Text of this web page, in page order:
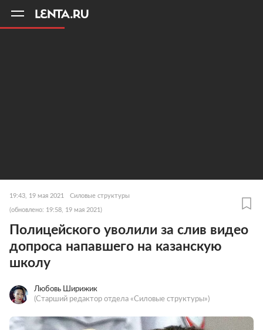
19:43, 19 мая 2021 Силовые структуры
(обновлено: 19:58, 19 мая 2021)
Полицейского уволили за слив видео
допроса напавшего на казанскую
школу
Любовь Ширижик
(Старший редактор отдела «Силовые структуры»)